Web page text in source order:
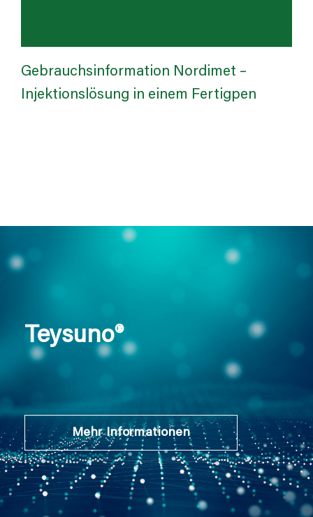
Gebrauchsinformation Nordimet –
Injektionslösung in einem Fertigpen
Teysuno®
Mehr Informationen